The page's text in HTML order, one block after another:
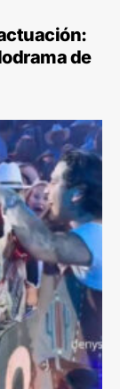
de